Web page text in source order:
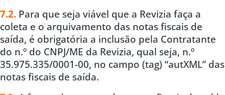
7.2. Para que seja viável que a Revizia faça a
coleta e o arquivamento das notas fiscais de
saída, é obrigatória a inclusão pela Contratante
do n.º do CNPJ/ME da Revizia, qual seja, n.º
35.975.335/0001-00, no campo (tag) “autXML” das
notas fiscais de saída.